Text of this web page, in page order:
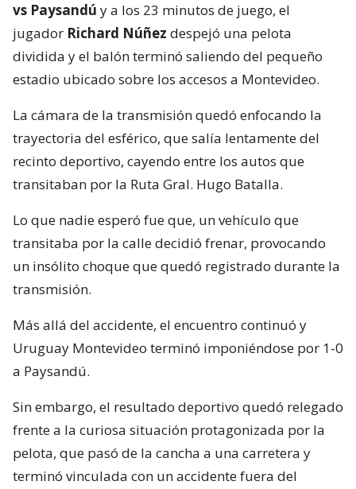
vs Paysandú y a los 23 minutos de juego, el
jugador Richard Núñez despejó una pelota
dividida y el balón terminó saliendo del pequeño
estadio ubicado sobre los accesos a Montevideo.
La cámara de la transmisión quedó enfocando la
trayectoria del esférico, que salía lentamente del
recinto deportivo, cayendo entre los autos que
transitaban por la Ruta Gral. Hugo Batalla.
Lo que nadie esperó fue que, un vehículo que
transitaba por la calle decidió frenar, provocando
un insólito choque que quedó registrado durante la
transmisión.
Más allá del accidente, el encuentro continuó y
Uruguay Montevideo terminó imponiéndose por 1-0
a Paysandú.
Sin embargo, el resultado deportivo quedó relegado
frente a la curiosa situación protagonizada por la
pelota, que pasó de la cancha a una carretera y
terminó vinculada con un accidente fuera del